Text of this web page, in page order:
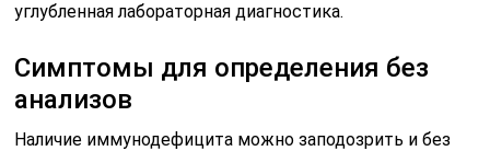
углубленная лабораторная диагностика.
Симптомы для определения без
анализов
Наличие иммунодефицита можно заподозрить и без